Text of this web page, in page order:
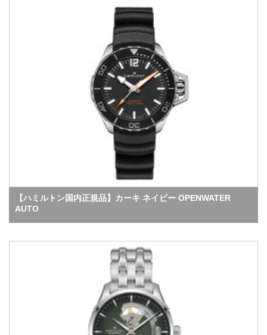
【ハミルトン国内正規品】カーキ ネイビー OPENWATER
AUTO